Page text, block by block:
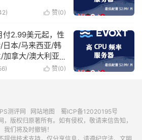
 赞(0)
付2.99美元起，性
日本/马来西亚/韩
加拿大/澳大利亚
 赞(0)
测评网 网站地图
蜀ICP备12020195号
版权归原著所有。如有侵权，敬请来信告知，
我们将及时撤销！